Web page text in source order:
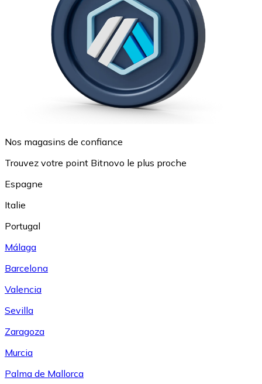
Nos magasins de confiance
Trouvez votre point Bitnovo le plus proche
Espagne
Italie
Portugal
Málaga
Barcelona
Valencia
Sevilla
Zaragoza
Murcia
Palma de Mallorca